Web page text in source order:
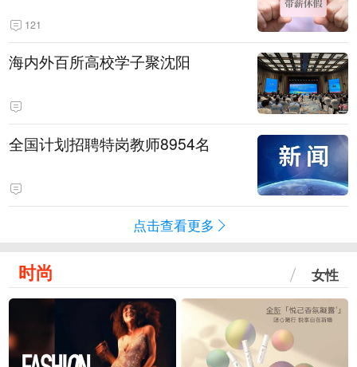
121
海内外百所高校学子聚沈阳
全国计划招聘特岗教师8954名
点击查看更多
时尚 女性